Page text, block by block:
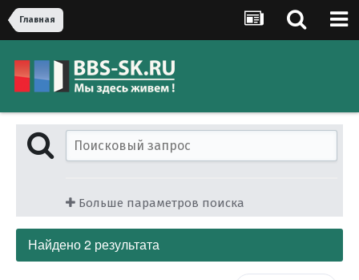
Главная
Больше параметров поиска
Найдено 2 результата